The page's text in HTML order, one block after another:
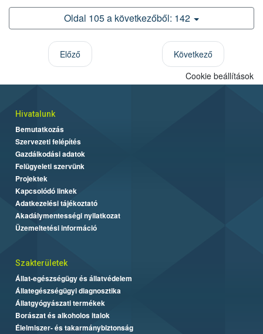
Oldal 105 a következőből: 142
Előző Következő
Cookie beállítások
Hivatalunk
Bemutatkozás
Szervezeti felépítés
Gazdálkodási adatok
Felügyeleti szervünk
Projektek
Kapcsolódó linkek
Adatkezelési tájékoztató
Akadálymentességi nyilatkozat
Üzemeltetési információ
Szakterületek
Állat-egészségügy és állatvédelem
Állategészségügyi diagnosztika
Állatgyógyászati termékek
Borászat és alkoholos italok
Élelmiszer- és takarmánybiztonság